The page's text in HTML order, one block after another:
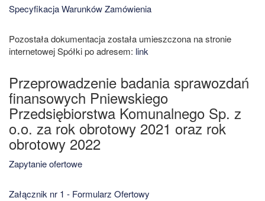
Specyfikacja Warunków Zamówienia
Pozostała dokumentacja została umieszczona na stronie
internetowej Spółki po adresem: link
Przeprowadzenie badania sprawozdań
finansowych Pniewskiego
Przedsiębiorstwa Komunalnego Sp. z
o.o. za rok obrotowy 2021 oraz rok
obrotowy 2022
Zapytanie ofertowe
Załącznik nr 1 - Formularz Ofertowy